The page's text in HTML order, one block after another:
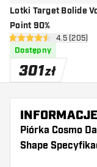
Lotki Target Bolide
Point 90%
otwórz
4.5 gwiazdki oceny
4.5 (205)
Dostępny
301zł
Piórka Cosmo
Shape